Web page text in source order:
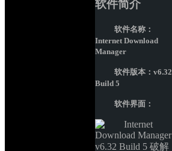
软件简介
软件名称：
Internet Download
Manager
软件版本：v6.32
Build 5
软件界面：